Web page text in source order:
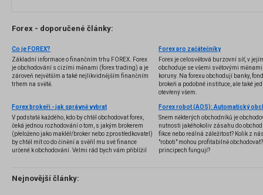
Forex - doporučené články:
Co je FOREX?
Základní informace o finančním trhu FOREX. Forex
je obchodování s cizími měnami (forex trading) a je
zároveň největším a také nejlikvidnějším finančním
trhem na světě.
Forex pro začátečníky
Forex je celosvětová burzovní síť, v
obchoduje se všemi světovými
koruny. Na forexu obchodují banky,
brokeři a podobné instituce, ale také
otevřený všem.
Forex brokeři - jak správně vybrat
V podstatě každého, kdo by chtěl obchodovat forex,
čeká jednou rozhodování o tom, s jakým brokerem
(přeloženo jako makléř/broker nebo zprostředkovatel)
by chtěl mít co do činění a svěřil mu své finance
určené k obchodování. Velmi rád bych vám přiblížil
několik příkladů nejznámějších z nich.
Snem některých obchodníků je
nutnosti jakéhokoliv zásahu do
fikce nebo reálná záležitost? Kolik z
"roboti" mohou profitabilně
principech fungují?
Nejnovější články: